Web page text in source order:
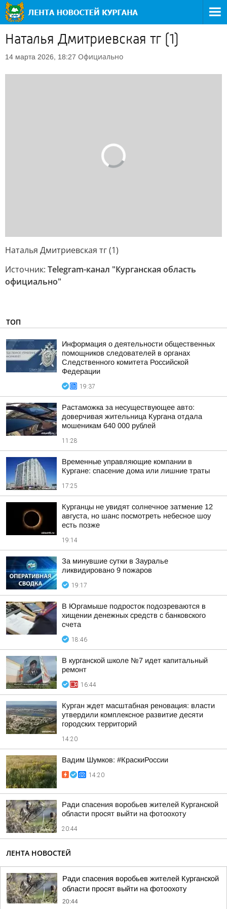
Наталья Дмитриевская тг (1)
14 марта 2026, 18:27 Официально
Наталья Дмитриевская тг (1)
Источник: Telegram-канал "Курганская область
официально"
ТОП
Информация о деятельности общественных
помощников следователей в органах
Следственного комитета Российской
Федерации
19:37
Растаможка за несуществующее авто:
доверчивая жительница Кургана отдала
мошеникам 640 000 рублей
11:28
Временные управляющие компании в
Кургане: спасение дома или лишние траты
17:25
Курганцы не увидят солнечное затмение 12
августа, но шанс посмотреть небесное шоу
есть позже
19:14
За минувшие сутки в Зауралье
ликвидировано 9 пожаров
19:17
В Юргамыше подросток подозреваются в
хищении денежных средств с банковского
счета
18:46
В курганской школе №7 идет капитальный
ремонт
16:44
Курган ждет масштабная реновация: власти
утвердили комплексное развитие десяти
городских территорий
14:20
Вадим Шумков: #КраскиРоссии
14:20
Ради спасения воробьев жителей Курганской
области просят выйти на фотоохоту
20:44
ЛЕНТА НОВОСТЕЙ
Ради спасения воробьев жителей Курганской
области просят выйти на фотоохоту
20:44